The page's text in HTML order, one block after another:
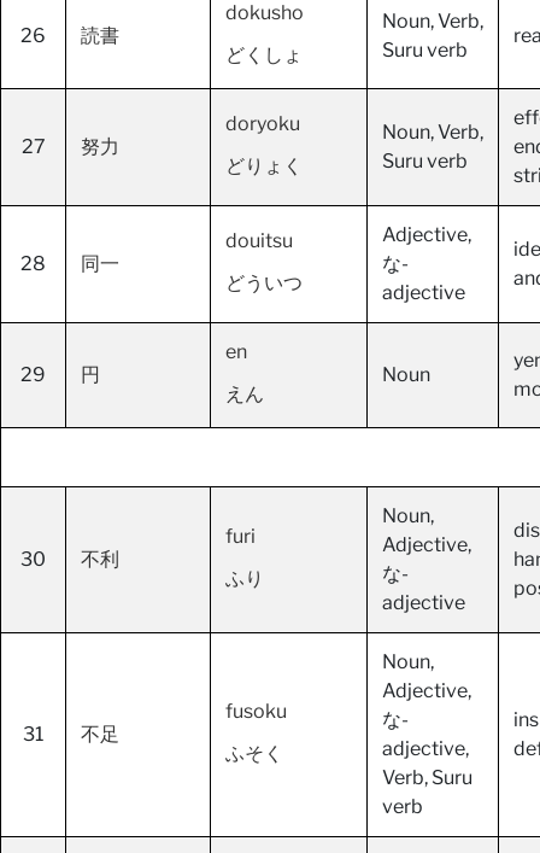
26 読書
dokusho
どくしょ
Noun, Verb,
Suru verb
27 努力
doryoku
どりょく
Noun, Verb,
Suru verb
28 同一
douitsu
どういつ
Adjective,
な-
adjective
29 円
en
えん
Noun
30 不利
furi
ふり
Noun,
Adjective,
な-
adjective
31 不足
fusoku
ふそく
Noun,
Adjective,
な-
adjective,
Verb, Suru
verb